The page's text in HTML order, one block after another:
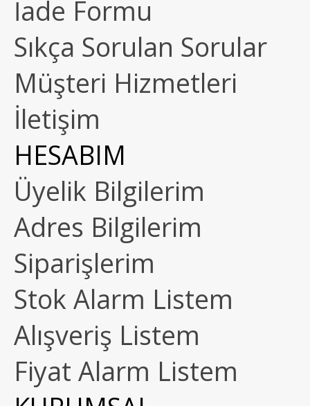
İade Formu
Sıkça Sorulan Sorular
Müşteri Hizmetleri
İletişim
HESABIM
Üyelik Bilgilerim
Adres Bilgilerim
Siparişlerim
Stok Alarm Listem
Alışveriş Listem
Fiyat Alarm Listem